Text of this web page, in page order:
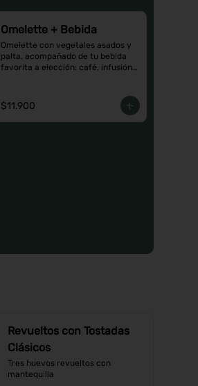
Omelette + Bebida
Omelette con vegetales asados y
palta, acompañado de tu bebida
favorita a elección: café, infusión
$11.900
Revueltos con Tostadas
Clásicos
Tres huevos revueltos con
mantequilla